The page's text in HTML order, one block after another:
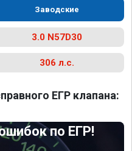
Заводские
3.0 N57D30
306 л.с.
ЕГР клапана:
по ЕГР!